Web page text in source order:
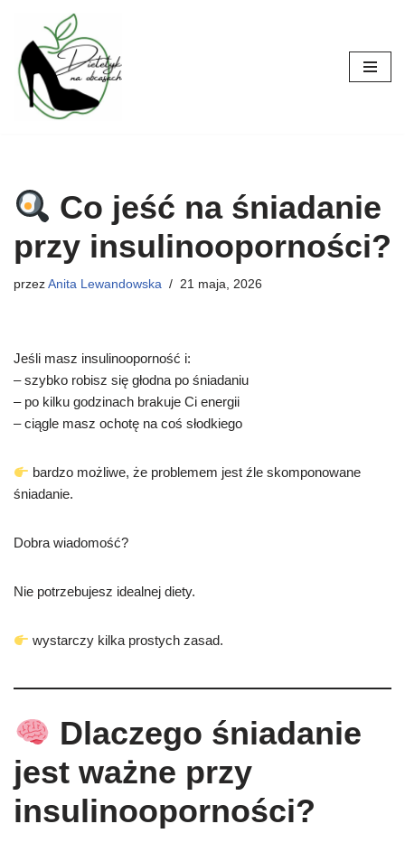
Przejdź
do
treści
Co jeść na śniadanie
przy insulinooporności?
przez Anita Lewandowska 21 maja, 2026
Jeśli masz insulinooporność i:
– szybko robisz się głodna po śniadaniu
– po kilku godzinach brakuje Ci energii
– ciągle masz ochotę na coś słodkiego
bardzo możliwe, że problemem jest źle skomponowane
śniadanie.
Dobra wiadomość?
Nie potrzebujesz idealnej diety.
wystarczy kilka prostych zasad.
Dlaczego śniadanie
jest ważne przy
insulinooporności?